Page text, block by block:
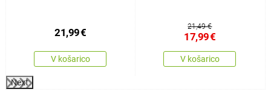
21,99€
V košarico
21,49 €
17,99€
V košarico
Next